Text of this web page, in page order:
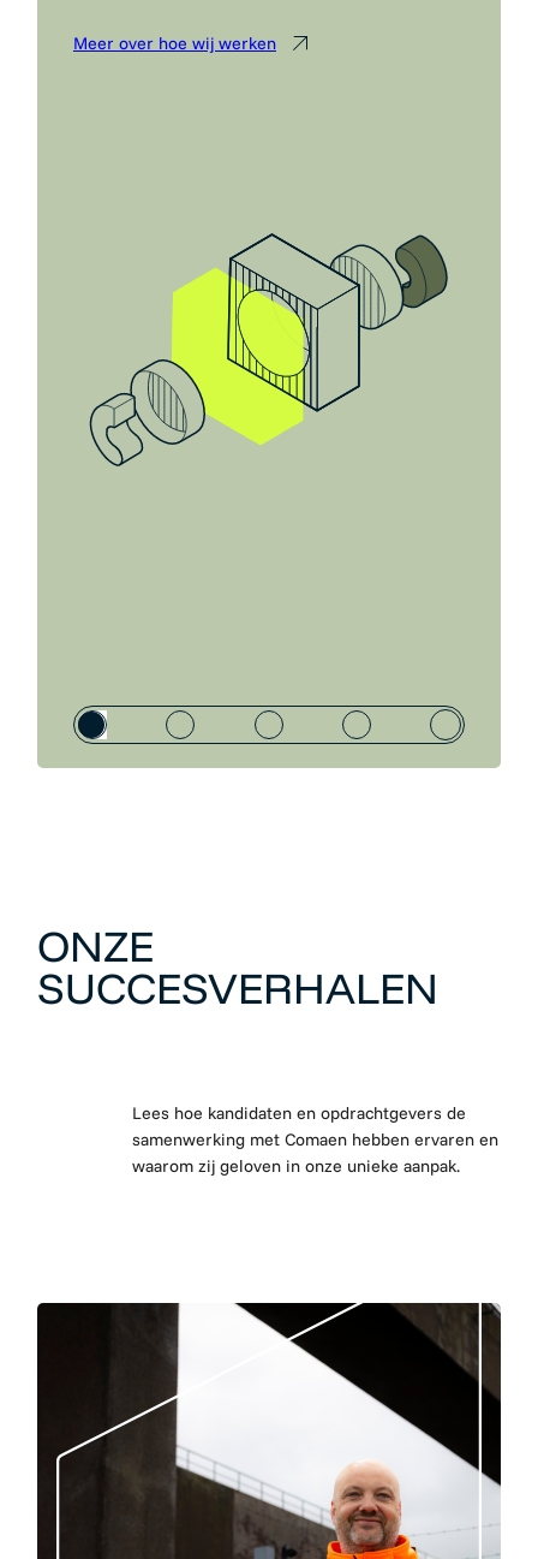
Meer over hoe wij werken
ONZE
SUCCESVERHALEN
Lees hoe kandidaten en opdrachtgevers de
samenwerking met Comaen hebben ervaren en
waarom zij geloven in onze unieke aanpak.